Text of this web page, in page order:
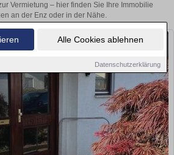
Alle Cookies ablehnen
Datenschutzerklärung
Vermietung – hier finden Sie Ihre Immobilie
an der Enz oder in der Nähe.